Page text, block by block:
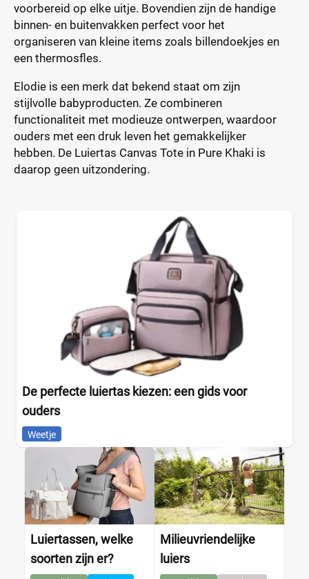
voorbereid op elke uitje. Bovendien zijn de handige
binnen- en buitenvakken perfect voor het
organiseren van kleine items zoals billendoekjes en
een thermosfles.
Elodie is een merk dat bekend staat om zijn
stijlvolle babyproducten. Ze combineren
functionaliteit met modieuze ontwerpen, waardoor
ouders met een druk leven het gemakkelijker
hebben. De Luiertas Canvas Tote in Pure Khaki is
daarop geen uitzondering.
De perfecte luiertas kiezen: een gids voor
ouders
Weetje
Luiertassen, welke
soorten zijn er?
Milieuvriendelijke
luiers